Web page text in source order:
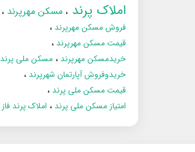
املاک پرند مسکن مهرپرند
فروش مسکن مهرپرند
قیمت مسکن مهرپرند
خریدمسکن مهرپرند
مسکن ملی پرند
خریدوفروش آپارتمان شهرپرند
قیمت مسکن ملی پرند
امتیاز مسکن ملی پرند
املاک پرند فاز 6